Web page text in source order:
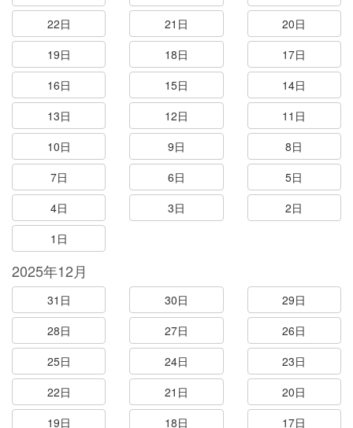
22日
21日
20日
19日
18日
17日
16日
15日
14日
13日
12日
11日
10日
9日
8日
7日
6日
5日
4日
3日
2日
1日
2025年12月
31日 30日
29日
28日
27日
26日
25日
24日
23日
22日
21日
20日
19日
18日
17日